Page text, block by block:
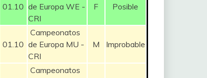
01.10 de Europa WE -
CRI
F Posible
01.10
Campeonatos
de Europa MU -
CRI
M Improbable
Campeonatos